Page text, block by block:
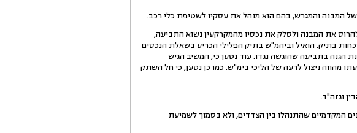
228-05 ניתן גז"ד המחייב את המשיב, להרוס את המבנה ולסלק את נכסיו מהמקרקעין נשוא התביעה,
בתיק. הואיל וביהמ"ש בתיק הפלילי הכריע בשאלת הנכסים
הגנה בתביעה שהוגשה נגדו. עוד נטען כי, המשיב הגיש
ניצול לרעה של הליכי בימ"ש. כמו כן נטען, כי חל השתק
המקדמיים שהתנהלו בין הצדדים, ולא בסמוך לשמיעת